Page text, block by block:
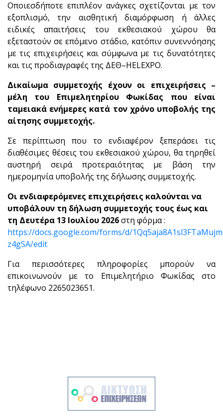
Οποιεσδήποτε επιπλέον ανάγκες σχετίζονται με τον
εξοπλισμό, την αισθητική διαμόρφωση ή άλλες
ειδικές απαιτήσεις του εκθεσιακού χώρου θα
εξεταστούν σε επόμενο στάδιο, κατόπιν συνεννόησης
με τις επιχειρήσεις και σύμφωνα με τις δυνατότητες
και τις προδιαγραφές της ΔΕΘ–HELEXPO.
Δικαίωμα συμμετοχής έχουν οι επιχειρήσεις –
μέλη του Επιμελητηρίου Φωκίδας που είναι
ταμειακά ενήμερες κατά τον χρόνο υποβολής της
αίτησης συμμετοχής.
Σε περίπτωση που το ενδιαφέρον ξεπεράσει τις
διαθέσιμες θέσεις του εκθεσιακού χώρου, θα τηρηθεί
αυστηρή σειρά προτεραιότητας με βάση την
ημερομηνία υποβολής της δήλωσης συμμετοχής.
Οι ενδιαφερόμενες επιχειρήσεις καλούνται να
υποβάλουν τη δήλωση συμμετοχής τους έως και
τη Δευτέρα 13 Ιουλίου 2026στη φόρμα :
https://docs.google.com/forms/d/
z4gSA/edit
Για περισσότερες πληροφορίες μπορούν να
επικοινωνούν με το Επιμελητήριο Φωκίδας στο
τηλέφωνο 2265023651.